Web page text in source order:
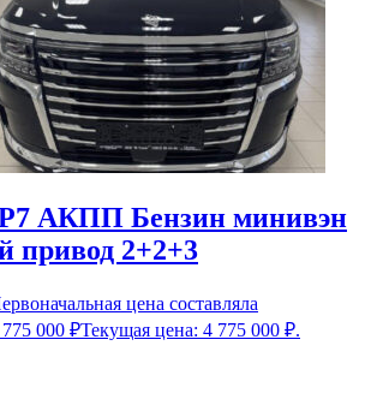
АКПП Бензин минивэн
привод 2+2+3
цена составляла
000 ₽Текущая цена: 4 775 000 ₽.